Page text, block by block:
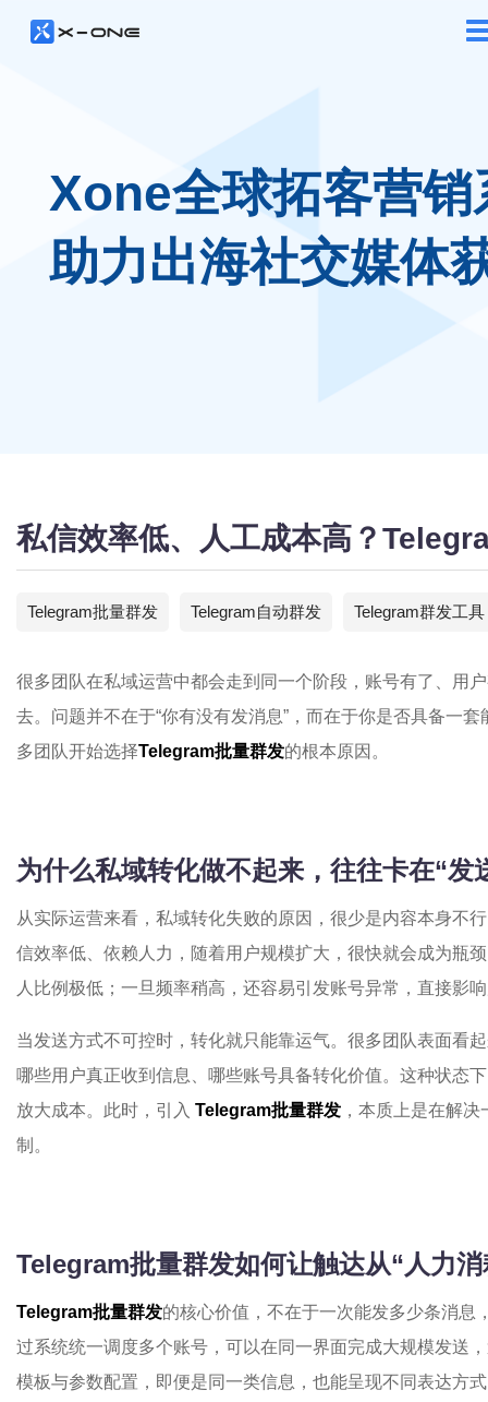
Xone全球拓客营销
助力出海社交媒体
私信效率低、人工成本高？
Telegram批量群发 Telegram自动群发 Telegram群发工具
很多团队在私域运营中都会走到同一个阶段，账号有了、用
去。问题并不在于“你有没有发消息”，而在于你是否具备一
多团队开始选择Telegram批量群发的根本原因。
为什么私域转化做不起来，往往卡在“发
从实际运营来看，私域转化失败的原因，很少是内容本身不
信效率低、依赖人力，随着用户规模扩大，很快就会成为瓶
人比例极低；一旦频率稍高，还容易引发账号异常，直接影
当发送方式不可控时，转化就只能靠运气。很多团队表面看
哪些用户真正收到信息、哪些账号具备转化价值。这种状态
放大成本。此时，引入 Telegram批量群发 ，本质上是在解
制。
Telegram批量群发如何让触达从“人力
Telegram批量群发的核心价值，不在于一次能发多少条消息
过系统统一调度多个账号，可以在同一界面完成大规模发送
模板与参数配置，即便是同一类信息，也能呈现不同表达方